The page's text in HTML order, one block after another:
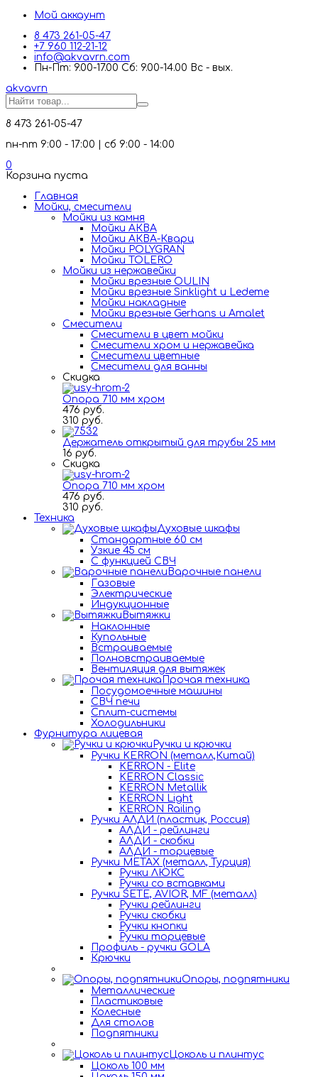
Мой аккаунт
8 473 261-05-47
+7 960 112-21-12
info@akvavrn.com
Пн-Пт: 9.00-17.00 Сб: 9.00-14.00 Вс - вых.
akvavrn
8 473 261-05-47
пн-пт 9:00 - 17:00 | сб 9:00 - 14:00
0
Корзина пуста
Главная
Мойки, смесители
Mойки из камня
Мойки АКВА
Мойки АКВА-Кварц
Мойки POLYGRAN
Мойки TOLERO
Мойки из нержавейки
Мойки врезные OULIN
Мойки врезные Sinklight и Ledeme
Мойки накладные
Мойки врезные Gerhans и Amalet
Смесители
Смесители в цвет мойки
Смесители хром и нержавейка
Смесители цветные
Смесители для ванны
Скидка
Опора 710 мм хром
476 руб.
310 руб.
Держатель открытый для трубы 25 мм
16 руб.
Скидка
Опора 710 мм хром
476 руб.
310 руб.
Техника
Духовые шкафы
Стандартные 60 см
Узкие 45 см
С функцией СВЧ
Варочные панели
Газовые
Электрические
Индукционные
Вытяжки
Наклонные
Купольные
Встраиваемые
Полновстраиваемые
Вентиляция для вытяжек
Прочая техника
Посудомоечные машины
СВЧ печи
Сплит-системы
Холодильники
Фурнитура лицевая
Ручки и крючки
Ручки KERRON (металл,Китай)
KERRON - Elite
KERRON Classic
KERRON Metallik
KERRON Light
KERRON Railing
Ручки АЛДИ (пластик, Россия)
АЛДИ - рейлинги
АЛДИ - скобки
АЛДИ - торцевые
Ручки METAX (металл, Турция)
Ручки ЛЮКС
Ручки со вставками
Ручки SETE, AVIOR, MF (металл)
Ручки рейлинги
Ручки скобки
Ручки кнопки
Ручки торцевые
Профиль - ручки GOLA
Крючки
Опоры, подпятники
Металлические
Пластиковые
Колесные
Для столов
Подпятники
Цоколь и плинтус
Цоколь 100 мм